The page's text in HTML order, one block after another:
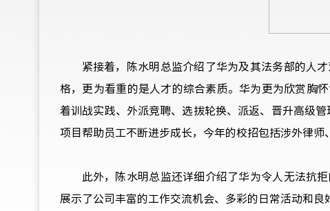
紧接着，陈水明总监介绍了华为及其法务部的人
格，更为看重的是人才的综合素质。华为更为欣赏胸
着训战实践、外派竞聘、选拔轮换、派返、晋升高级管
项目帮助员工不断进步成长，今年的校招包括涉外律
此外，陈水明总监还详细介绍了华为令人无法抗
展示了公司丰富的工作交流机会、多彩的日常活动和良